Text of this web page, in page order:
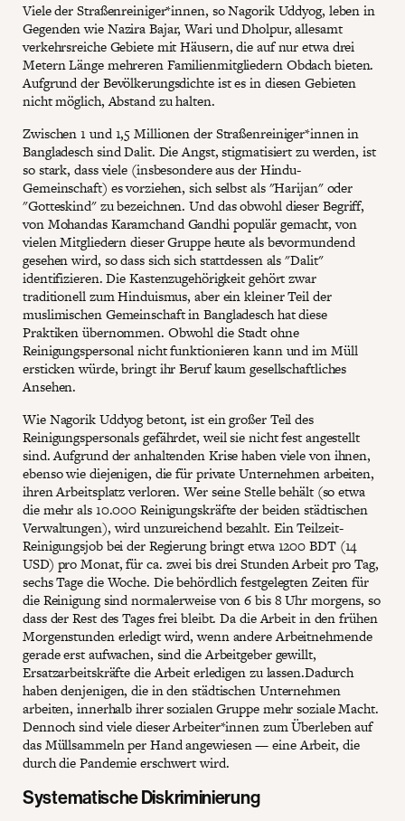
Viele der Straßenreiniger*innen, so Nagorik Uddyog, leben in
Gegenden wie Nazira Bajar, Wari und Dholpur, allesamt
verkehrsreiche Gebiete mit Häusern, die auf nur etwa drei
Metern Länge mehreren Familienmitgliedern Obdach bieten.
Aufgrund der Bevölkerungsdichte ist es in diesen Gebieten
nicht möglich, Abstand zu halten.
Zwischen 1 und 1,5 Millionen der Straßenreiniger*innen in
Bangladesch sind Dalit. Die Angst, stigmatisiert zu werden, ist
so stark, dass viele (insbesondere aus der Hindu-
Gemeinschaft) es vorziehen, sich selbst als "Harijan" oder
"Gotteskind" zu bezeichnen. Und das obwohl dieser Begriff,
von Mohandas Karamchand Gandhi populär gemacht, von
vielen Mitgliedern dieser Gruppe heute als bevormundend
gesehen wird, so dass sich sich stattdessen als "Dalit"
identifizieren. Die Kastenzugehörigkeit gehört zwar
traditionell zum Hinduismus, aber ein kleiner Teil der
muslimischen Gemeinschaft in Bangladesch hat diese
Praktiken übernommen. Obwohl die Stadt ohne
Reinigungspersonal nicht funktionieren kann und im Müll
ersticken würde, bringt ihr Beruf kaum gesellschaftliches
Ansehen.
Wie Nagorik Uddyog betont, ist ein großer Teil des
Reinigungspersonals gefährdet, weil sie nicht fest angestellt
sind. Aufgrund der anhaltenden Krise haben viele von ihnen,
ebenso wie diejenigen, die für private Unternehmen arbeiten,
ihren Arbeitsplatz verloren. Wer seine Stelle behält (so etwa
die mehr als 10.000 Reinigungskräfte der beiden städtischen
Verwaltungen), wird unzureichend bezahlt. Ein Teilzeit-
Reinigungsjob bei der Regierung bringt etwa 1200 BDT (14
USD) pro Monat, für ca. zwei bis drei Stunden Arbeit pro Tag,
sechs Tage die Woche. Die behördlich festgelegten Zeiten für
die Reinigung sind normalerweise von 6 bis 8 Uhr morgens, so
dass der Rest des Tages frei bleibt. Da die Arbeit in den frühen
Morgenstunden erledigt wird, wenn andere Arbeitnehmende
gerade erst aufwachen, sind die Arbeitgeber gewillt,
Ersatzarbeitskräfte die Arbeit erledigen zu lassen.Dadurch
haben denjenigen, die in den städtischen Unternehmen
arbeiten, innerhalb ihrer sozialen Gruppe mehr soziale Macht.
Dennoch sind viele dieser Arbeiter*innen zum Überleben auf
das Müllsammeln per Hand angewiesen — eine Arbeit, die
durch die Pandemie erschwert wird.
Systematische Diskriminierung